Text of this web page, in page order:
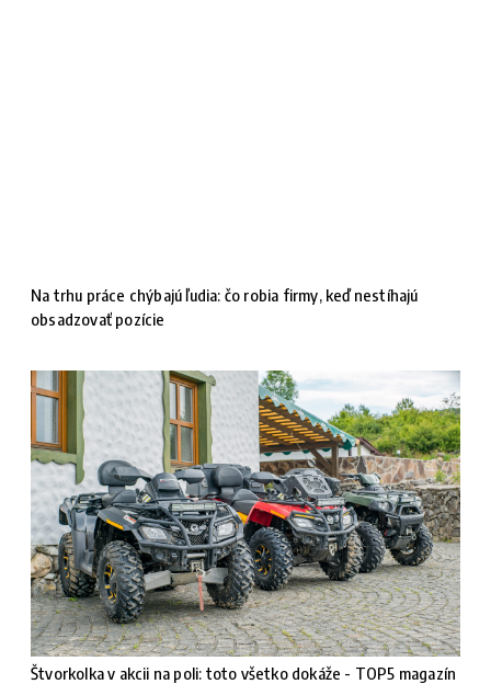
Na trhu práce chýbajú ľudia: čo robia firmy, keď nestíhajú
obsadzovať pozície
Štvorkolka v akcii na poli: toto všetko dokáže - TOP5 magazín